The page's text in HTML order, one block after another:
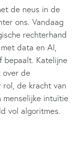
de neus in de
ons. Vandaag
rechterhand
data en AI,
bepaalt. Katelijne
over de
rol, de kracht van
menselijke intuïtie
vol algoritmes.